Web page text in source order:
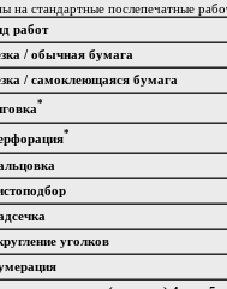
на стандартные послепечатные
работ
/ обычная бумага
/ самоклеющаяся бумага
*
*
уголков